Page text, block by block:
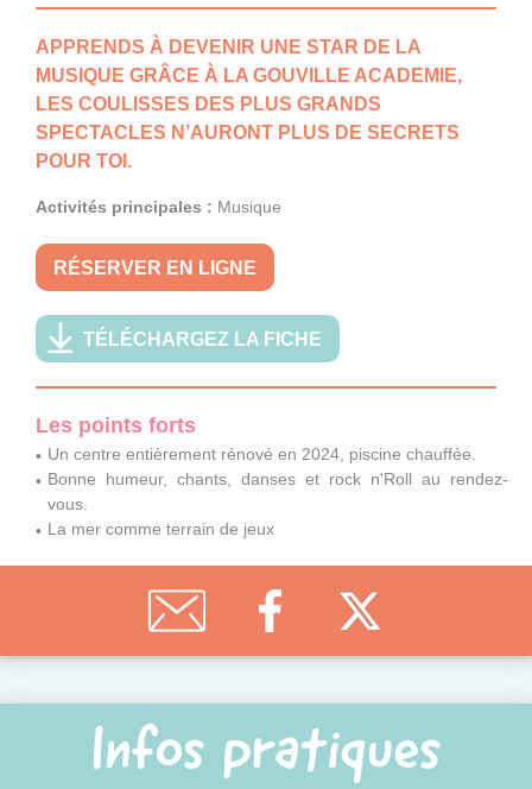
APPRENDS À DEVENIR UNE STAR DE LA
MUSIQUE GRÂCE À LA GOUVILLE ACADEMIE,
LES COULISSES DES PLUS GRANDS
SPECTACLES N’AURONT PLUS DE SECRETS
POUR TOI.
Activités principales : Musique
RÉSERVER EN LIGNE
TÉLÉCHARGEZ LA FICHE
Les points forts
Un centre entièrement rénové en 2024, piscine chauffée.
Bonne humeur, chants, danses et rock n'Roll au rendez-
vous.
La mer comme terrain de jeux
Infos pratiques